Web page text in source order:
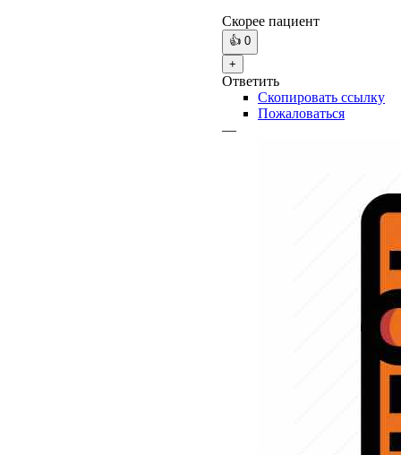
Скорее пациент
👍 0
+
Ответить
Скопировать ссылку
Пожаловаться
—